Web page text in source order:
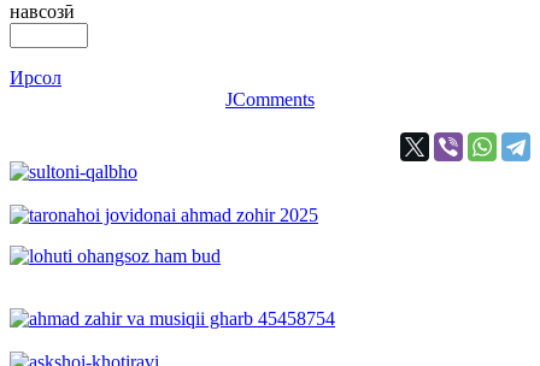
навсозӣ
Ирсол
JComments